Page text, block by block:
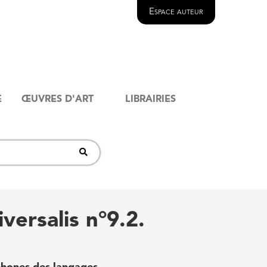
Espace auteur
ŒUVRES D'ART LIBRAIRIES
n°9.2.